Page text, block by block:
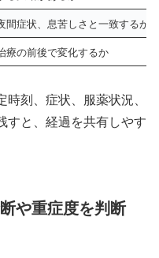
間症状、息苦しさと一致するか
療の前後で変化するか
刻、症状、服薬状況、
すと、経過を共有しやす
や重症度を判断